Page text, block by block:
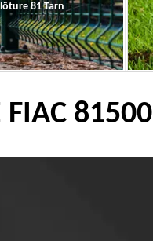
81 Tarn
FIAC 81500